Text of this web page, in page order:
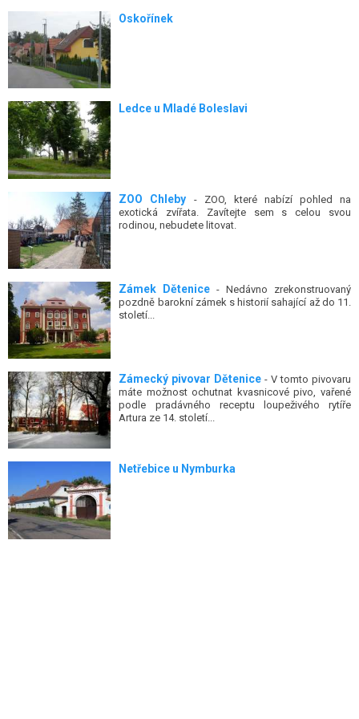
Oskořínek
Ledce u Mladé Boleslavi
ZOO Chleby - ZOO, které nabízí pohled na
exotická zvířata. Zavítejte sem s celou svou
rodinou, nebudete litovat.
Zámek Dětenice - Nedávno zrekonstruovaný
pozdně barokní zámek s historií sahající až do 11.
století...
Zámecký pivovar Dětenice - V tomto pivovaru
máte možnost ochutnat kvasnicové pivo, vařené
podle pradávného receptu loupeživého rytíře
Artura ze 14. století...
Netřebice u Nymburka